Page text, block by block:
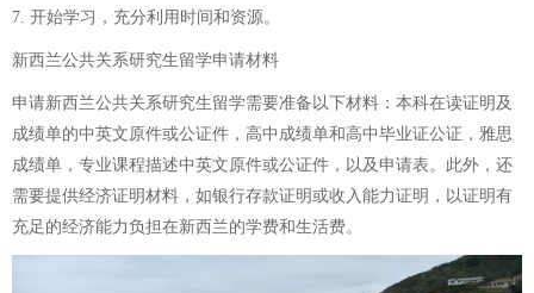
7. 开始学习，充分利用时间和资源。
新西兰公共关系研究生留学申请材料
申请新西兰公共关系研究生留学需要准备以下材料：本科在读证明及
成绩单的中英文原件或公证件，高中成绩单和高中毕业证公证，雅思
成绩单，专业课程描述中英文原件或公证件，以及申请表。此外，还
需要提供经济证明材料，如银行存款证明或收入能力证明，以证明有
充足的经济能力负担在新西兰的学费和生活费。